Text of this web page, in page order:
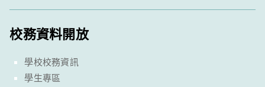
校務資料開放
學校校務資訊
學生專區